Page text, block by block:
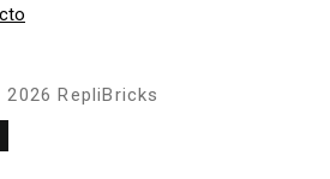
RepliBricks